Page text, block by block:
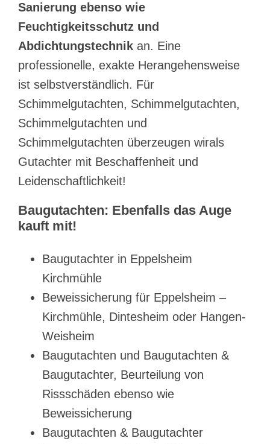
Sanierung ebenso wie
Feuchtigkeitsschutz und
Abdichtungstechnik an. Eine
professionelle, exakte Herangehensweise
ist selbstverständlich. Für
Schimmelgutachten, Schimmelgutachten,
Schimmelgutachten und
Schimmelgutachten überzeugen wirals
Gutachter mit Beschaffenheit und
Leidenschaftlichkeit!
Baugutachten: Ebenfalls das Auge
kauft mit!
Baugutachter in Eppelsheim
Kirchmühle
Beweissicherung für Eppelsheim –
Kirchmühle, Dintesheim oder Hangen-
Weisheim
Baugutachten und Baugutachten &
Baugutachter, Beurteilung von
Rissschäden ebenso wie
Beweissicherung
Baugutachten & Baugutachter